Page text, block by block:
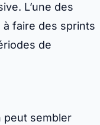
L’une des
faire des sprints
de
peut sembler